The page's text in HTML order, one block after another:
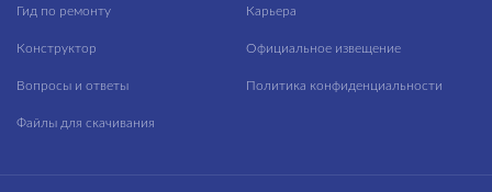
Гид по ремонту
Конструктор
Вопросы и ответы
Файлы для скачивания
Карьера
Официальное извещение
Политика конфиденциальности